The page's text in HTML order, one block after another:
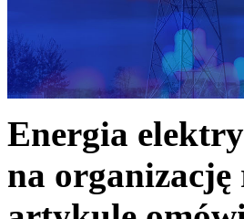
Energia
na